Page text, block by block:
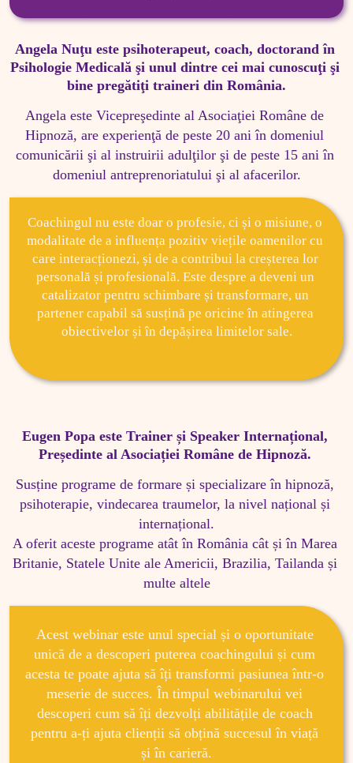
Angela Nuţu este psihoterapeut, coach, doctorand în
Psihologie Medicală şi unul dintre cei mai cunoscuţi şi
bine pregătiţi traineri din România.
Angela este Vicepreşedinte al Asociaţiei Române de
Hipnoză, are experienţă de peste 20 ani în domeniul
comunicării şi al instruirii adulţilor şi de peste 15 ani în
domeniul antreprenoriatului şi al afacerilor.
Coachingul nu este doar o profesie, ci și o misiune, o
modalitate de a influența pozitiv viețile oamenilor cu
care interacționezi, și de a contribui la creșterea lor
personală și profesională. Este despre a deveni un
catalizator pentru schimbare și transformare, un
partener capabil să susțină pe oricine în atingerea
obiectivelor și în depășirea limitelor sale.
Eugen Popa este Trainer și Speaker Internațional,
Președinte al Asociației Române de Hipnoză.
Susține programe de formare și specializare în hipnoză,
psihoterapie, vindecarea traumelor, la nivel național și
internațional.
A oferit aceste programe atât în România cât și în Marea
Britanie, Statele Unite ale Americii, Brazilia, Tailanda și
multe altele
Acest webinar este unul special și o oportunitate
unică de a descoperi puterea coachingului și cum
acesta te poate ajuta să îți transformi pasiunea într-o
meserie de succes. În timpul webinarului vei
descoperi cum să îți dezvolți abilitățile de coach
pentru a-ți ajuta clienții să obțină succesul în viață
și în carieră.